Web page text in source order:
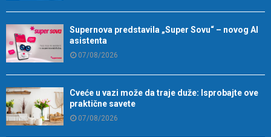
Supernova predstavila „Super Sovu“ – novog AI
asistenta
07/08/2026
Cveće u vazi može da traje duže: Isprobajte ove
praktične savete
07/08/2026